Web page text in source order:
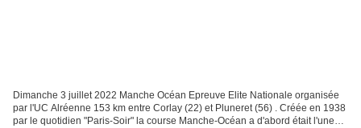
Dimanche 3 juillet 2022 Manche Océan Epreuve Elite Nationale organisée
par l'UC Alréenne 153 km entre Corlay (22) et Pluneret (56) . Créée en 1938
par le quotidien "Paris-Soir" la course Manche-Océan a d'abord était l'une